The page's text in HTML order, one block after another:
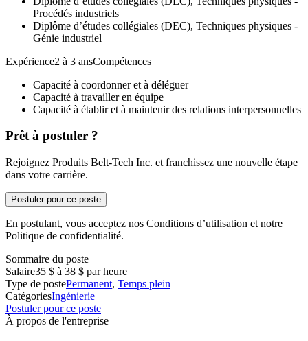
Procédés industriels
Diplôme d’études collégiales (DEC), Techniques physiques -
Génie industriel
Expérience2 à 3 ansCompétences
Capacité à coordonner et à déléguer
Capacité à travailler en équipe
Capacité à établir et à maintenir des relations interpersonnelles
Prêt à postuler ?
Rejoignez Produits Belt-Tech Inc. et franchissez une nouvelle étape
dans votre carrière.
Postuler pour ce poste
En postulant, vous acceptez nos Conditions d’utilisation et notre
Politique de confidentialité.
Sommaire du poste
Salaire35 $ à 38 $ par heure
Type de postePermanent, Temps plein
CatégoriesIngénierie
Postuler pour ce poste
À propos de l'entreprise